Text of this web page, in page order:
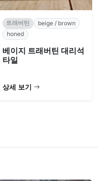
트래버틴
beige / brown
honed
베이지 트래버틴 대리석
타일
상세 보기